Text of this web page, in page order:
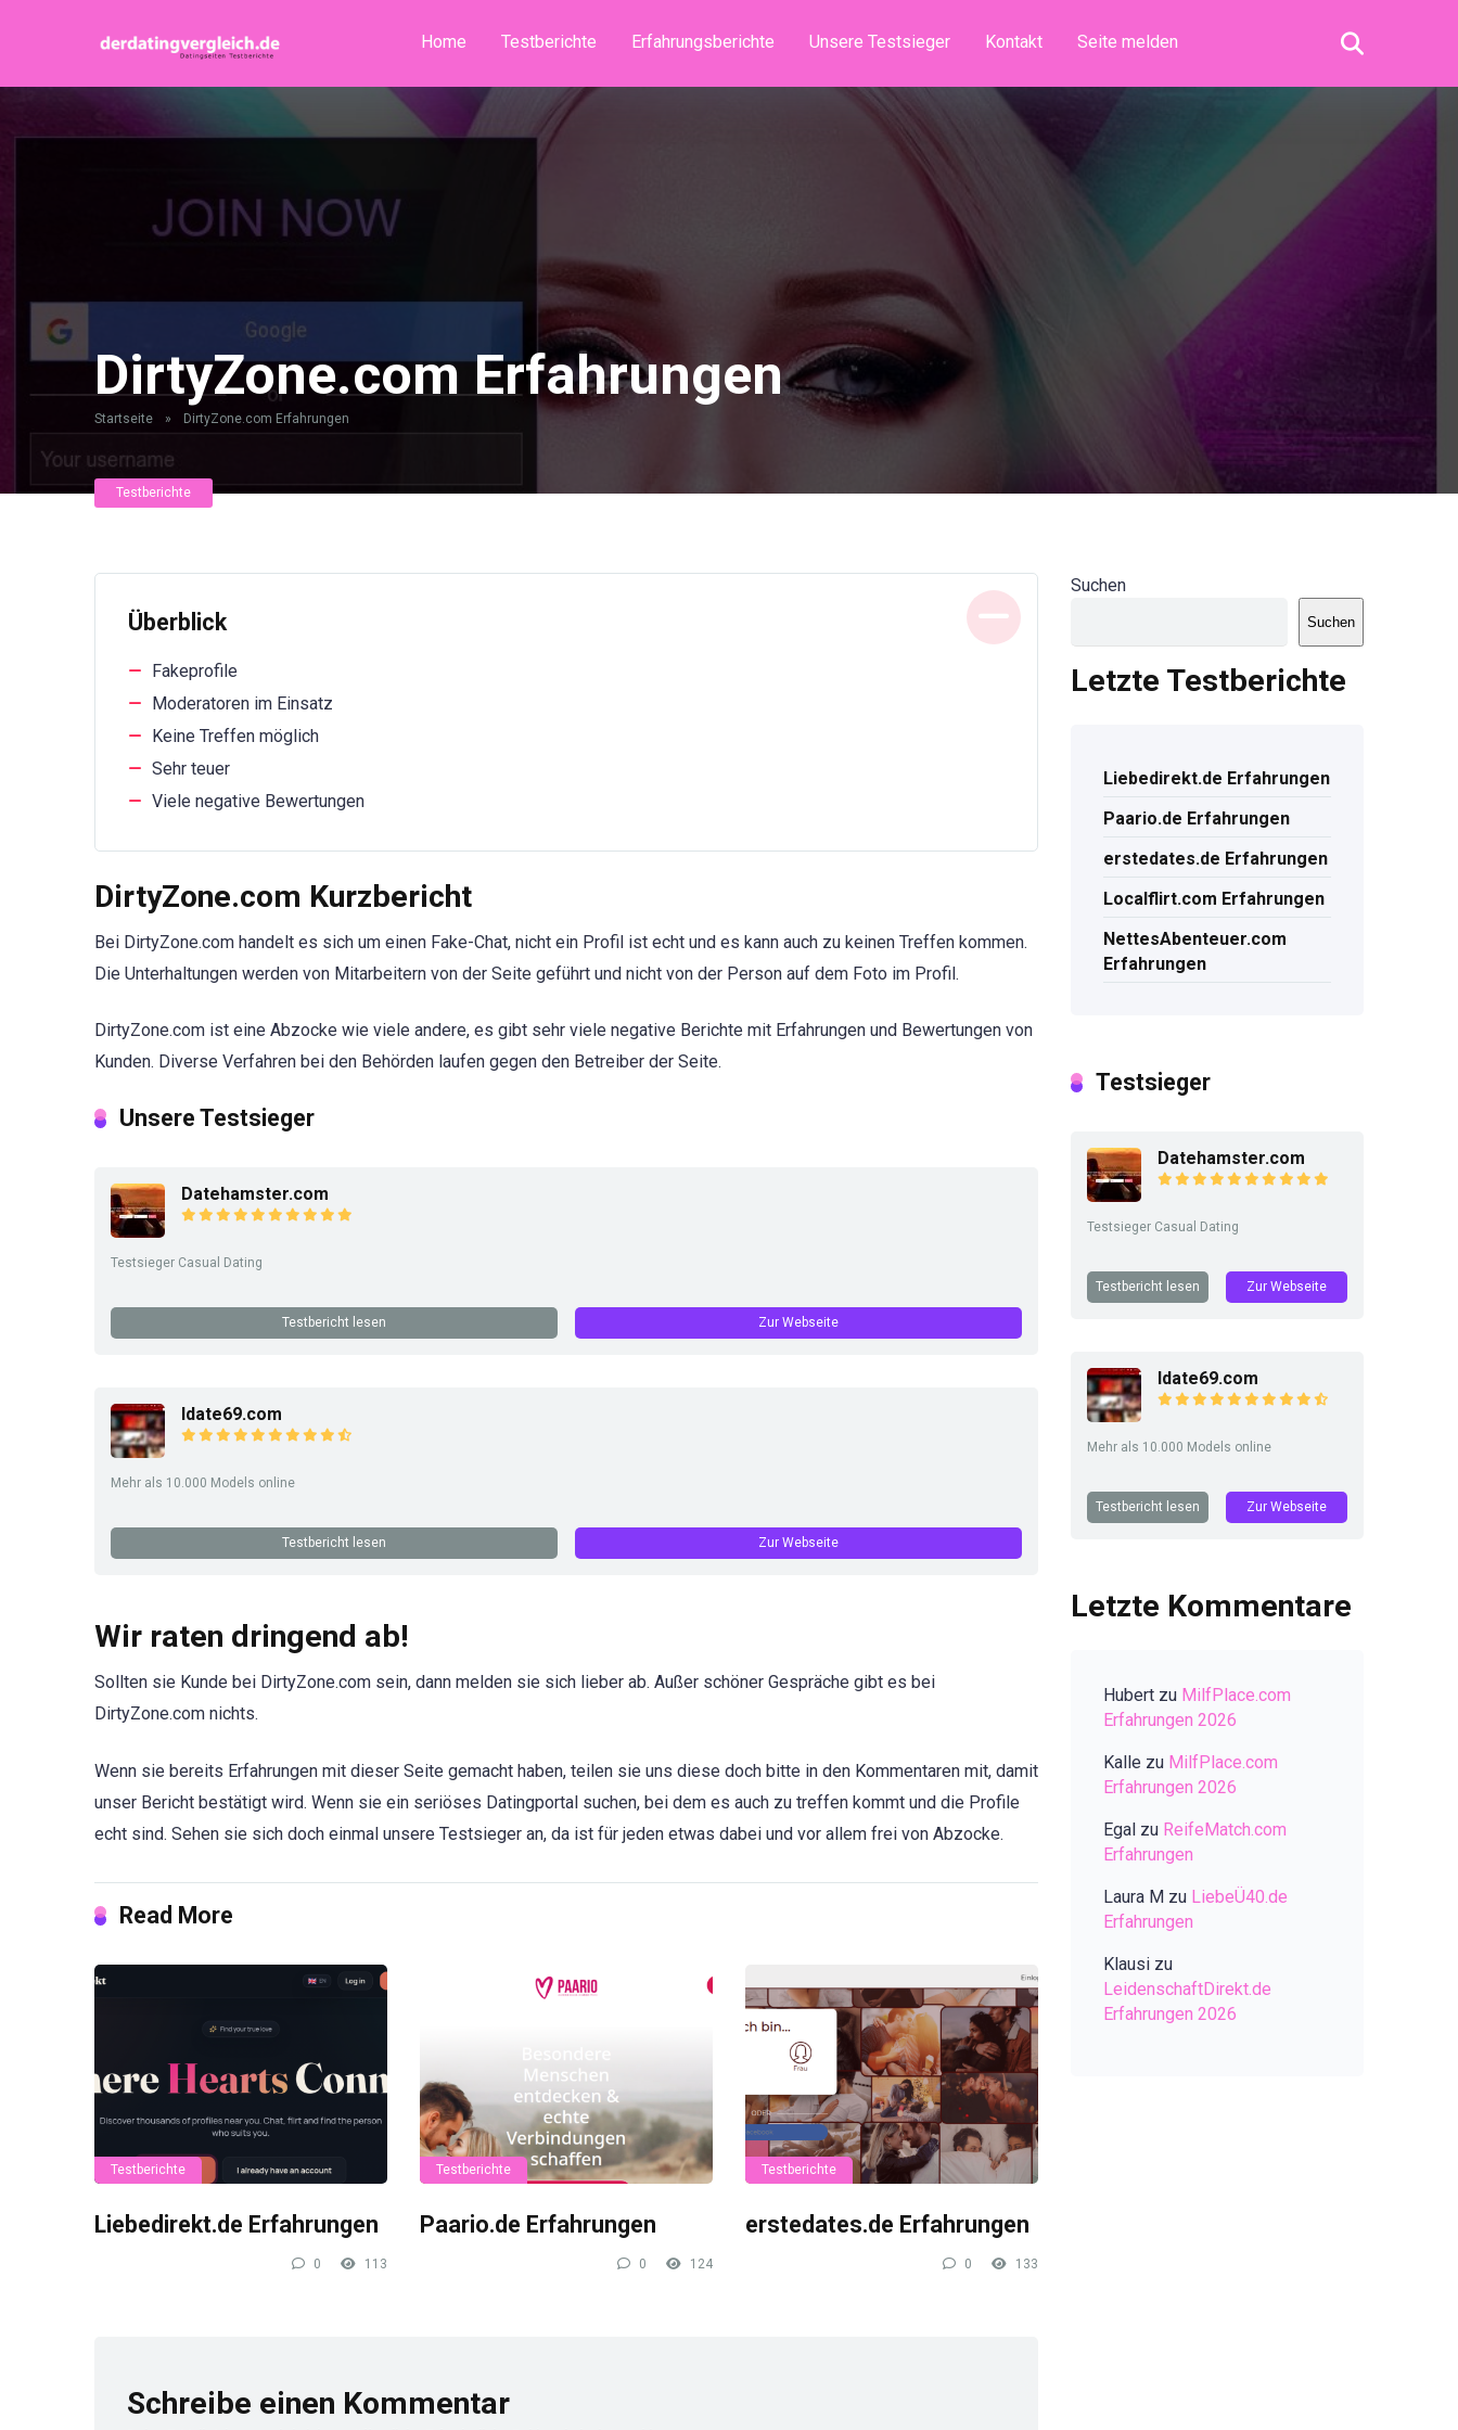
Home Testberichte Erfahrungsberichte Unsere Testsieger Kontakt Seite melden
DirtyZone.com Erfahrungen
Startseite » DirtyZone.com Erfahrungen
Testberichte
Überblick
Fakeprofile
Moderatoren im Einsatz
Keine Treffen möglich
Sehr teuer
Viele negative Bewertungen
DirtyZone.com Kurzbericht
Bei DirtyZone.com handelt es sich um einen Fake-Chat, nicht ein Profil ist echt und es kann auch zu keinen Treffen kommen.
Die Unterhaltungen werden von Mitarbeitern von der Seite geführt und nicht von der Person auf dem Foto im Profil.
DirtyZone.com ist eine Abzocke wie viele andere, es gibt sehr viele negative Berichte mit Erfahrungen und Bewertungen von
Kunden. Diverse Verfahren bei den Behörden laufen gegen den Betreiber der Seite.
Unsere Testsieger
Datehamster.com
Testsieger Casual Dating
Testbericht lesen Zur Webseite
Idate69.com
Mehr als 10.000 Models online
Testbericht lesen Zur Webseite
Wir raten dringend ab!
Sollten sie Kunde bei DirtyZone.com sein, dann melden sie sich lieber ab. Außer schöner Gespräche gibt es bei
DirtyZone.com nichts.
Wenn sie bereits Erfahrungen mit dieser Seite gemacht haben, teilen sie uns diese doch bitte in den Kommentaren mit, damit
unser Bericht bestätigt wird. Wenn sie ein seriöses Datingportal suchen, bei dem es auch zu treffen kommt und die Profile
echt sind. Sehen sie sich doch einmal unsere Testsieger an, da ist für jeden etwas dabei und vor allem frei von Abzocke.
Read More
Testberichte
Liebedirekt.de Erfahrungen
0 113
Testberichte
Paario.de Erfahrungen
0 124
Testberichte
erstedates.de Erfahrungen
0 133
Schreibe einen Kommentar
Suchen
Suchen
Letzte Testberichte
Liebedirekt.de Erfahrungen
Paario.de Erfahrungen
erstedates.de Erfahrungen
Localflirt.com Erfahrungen
NettesAbenteuer.com
Erfahrungen
Testsieger
Datehamster.com
Testsieger Casual Dating
Testbericht lesen Zur Webseite
Idate69.com
Mehr als 10.000 Models online
Testbericht lesen Zur Webseite
Letzte Kommentare
Hubert zu MilfPlace.com
Erfahrungen 2026
Kalle zu MilfPlace.com
Erfahrungen 2026
Egal zu ReifeMatch.com
Erfahrungen
Laura M zu LiebeÜ40.de
Erfahrungen
Klausi zu
LeidenschaftDirekt.de
Erfahrungen 2026